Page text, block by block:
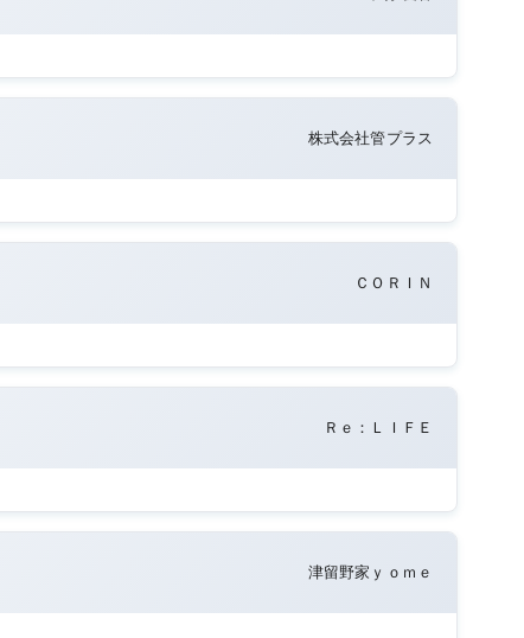
株式会社管プラス
ＣＯＲＩＮ
Ｒｅ：ＬＩＦＥ
津留野家ｙｏｍｅ